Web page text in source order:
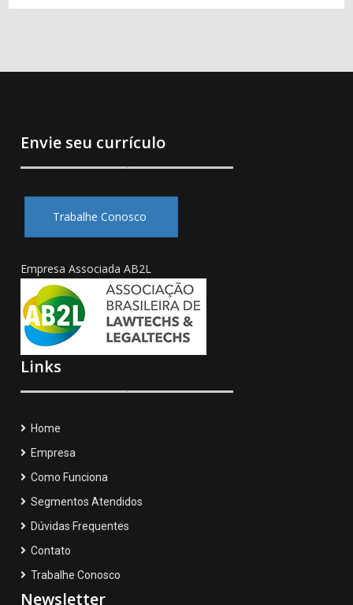
Envie seu currículo
Trabalhe Conosco
Empresa Associada AB2L
Links
Home
Empresa
Como Funciona
Segmentos Atendidos
Dúvidas Frequentes
Contato
Trabalhe Conosco
Newsletter